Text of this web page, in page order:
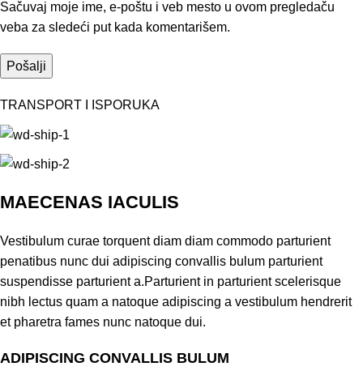
Sačuvaj moje ime, e-poštu i veb mesto u ovom pregledaču
veba za sledeći put kada komentarišem.
TRANSPORT I ISPORUKA
MAECENAS IACULIS
Vestibulum curae torquent diam diam commodo parturient
penatibus nunc dui adipiscing convallis bulum parturient
suspendisse parturient a.Parturient in parturient scelerisque
nibh lectus quam a natoque adipiscing a vestibulum hendrerit
et pharetra fames nunc natoque dui.
ADIPISCING CONVALLIS BULUM